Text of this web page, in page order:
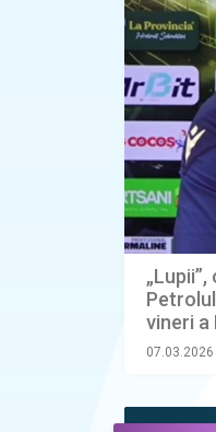
vineri a
07.03.2026